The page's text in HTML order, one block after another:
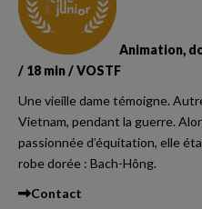
Animation,
/ 18 min / VOSTF
Une vieille dame témoigne.
Vietnam, pendant la guerre.
passionnée d’équitation, elle
robe dorée : Bach-Hông.
Contact